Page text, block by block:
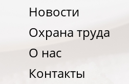
Новости
Охрана труда
О нас
Контакты